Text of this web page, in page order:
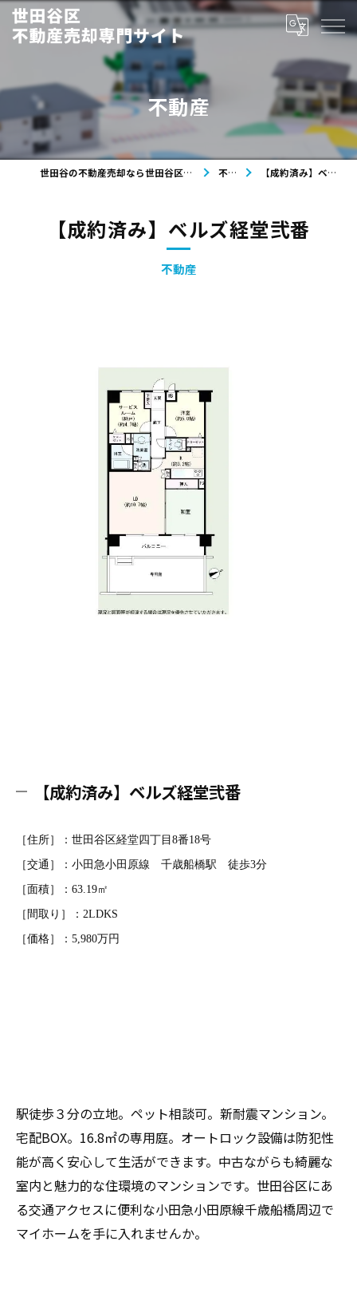
不動産
世田谷の不動産売却なら世田谷区不動産売却専門サイト 不動産 【成約済み】ベルズ経堂弐番
不動産
【成約済み】ベルズ経堂弐番
【成約済み】ベルズ経堂弐番
［住所］：世田谷区経堂四丁目8番18号
［交通］：小田急小田原線 千歳船橋駅 徒歩3分
［面積］：63.19㎡
［間取り］：2LDKS
［価格］：5,980万円
駅徒歩３分の立地。ペット相談可。新耐震マンション。
宅配BOX。16.8㎡の専用庭。オートロック設備は防犯性
能が高く安心して生活ができます。中古ながらも綺麗な
室内と魅力的な住環境のマンションです。世田谷区にあ
る交通アクセスに便利な小田急小田原線千歳船橋周辺で
マイホームを手に入れませんか。